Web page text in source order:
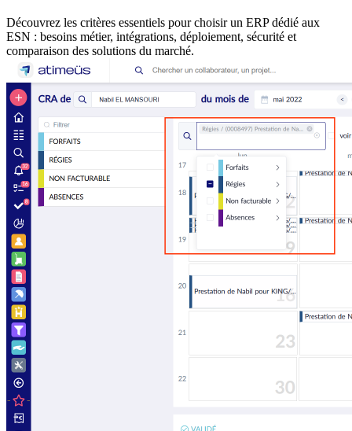
Découvrez les critères essentiels pour choisir un ERP dédié aux
ESN : besoins métier, intégrations, déploiement, sécurité et
comparaison des solutions du marché.